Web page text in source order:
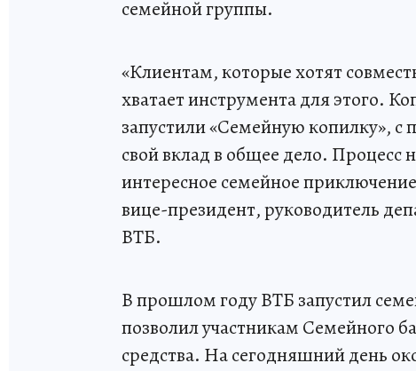
семейной группы.
«Клиентам, которые хотят
хватает инструмента для этого.
запустили «Семейную копилку»,
свой вклад в общее дело. Процесс
интересное семейное
вице-президент, руководитель
ВТБ.
В прошлом году ВТБ запустил
позволил участникам Семейного
средства. На сегодняшний день